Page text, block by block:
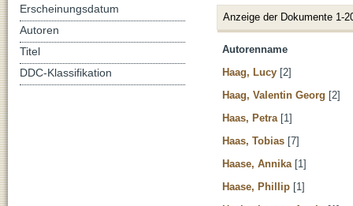
Anzeige der Dokumente 1-
Autorenname
Haag, Lucy [2]
Haag, Valentin Georg [2]
Haas, Petra [1]
Haas, Tobias [7]
Haase, Annika [1]
Haase, Phillip [1]
Erscheinungsdatum
Autoren
Titel
DDC-Klassifikation